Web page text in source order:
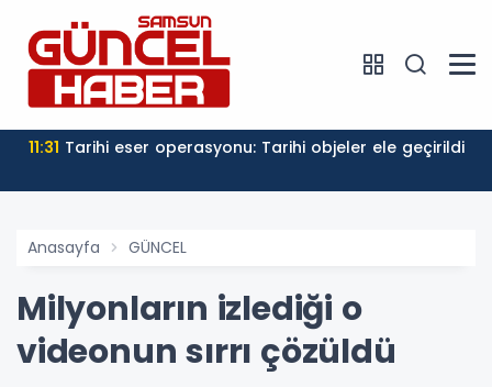
11:31 Tarihi eser operasyonu: Tarihi objeler ele geçirildi
Anasayfa GÜNCEL
Milyonların izlediği o
videonun sırrı çözüldü